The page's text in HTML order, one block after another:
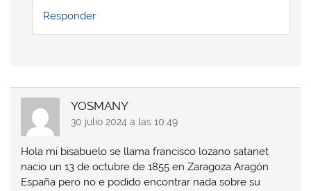
Responder
YOSMANY
30 julio 2024 a las 10:49
Hola mi bisabuelo se llama francisco lozano satanet
nacio un 13 de octubre de 1855 en Zaragoza Aragón
España pero no e podido encontrar nada sobre su